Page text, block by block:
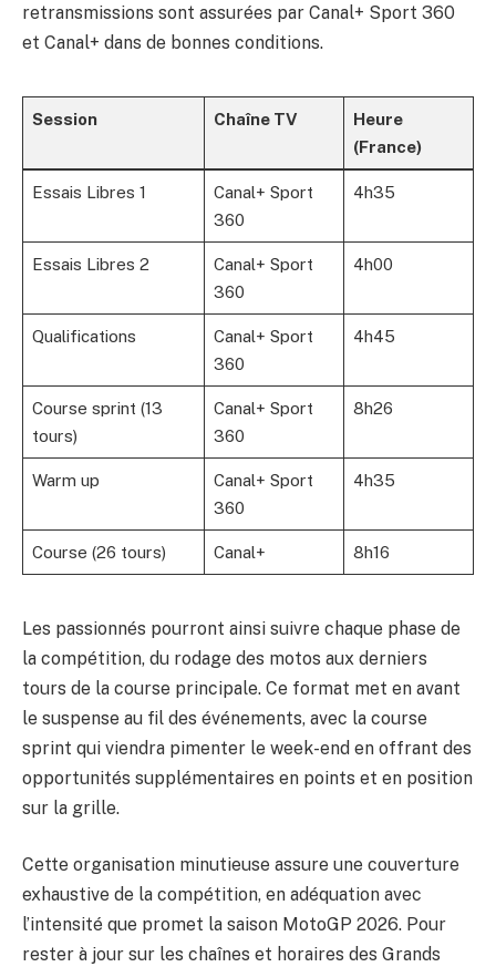
retransmissions sont assurées par Canal+ Sport 360
et Canal+ dans de bonnes conditions.
Session Chaîne TV
Heure
(France)
Essais Libres 1
Canal+ Sport
360
4h35
Essais Libres 2
Canal+ Sport
360
4h00
Qualifications
Canal+ Sport
360
4h45
Course sprint (13
tours)
Canal+ Sport
360
8h26
Warm up
Canal+ Sport
360
4h35
Course (26 tours) Canal+ 8h16
Les passionnés pourront ainsi suivre chaque phase de
la compétition, du rodage des motos aux derniers
tours de la course principale. Ce format met en avant
le suspense au fil des événements, avec la course
sprint qui viendra pimenter le week-end en offrant des
opportunités supplémentaires en points et en position
sur la grille.
Cette organisation minutieuse assure une couverture
exhaustive de la compétition, en adéquation avec
l’intensité que promet la saison MotoGP 2026. Pour
rester à jour sur les chaînes et horaires des Grands